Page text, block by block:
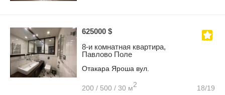
625000 $
8-и комнатная квартира,
Павлово Поле
Отакара Яроша вул.
200 / 500 / 30 м2 18/19